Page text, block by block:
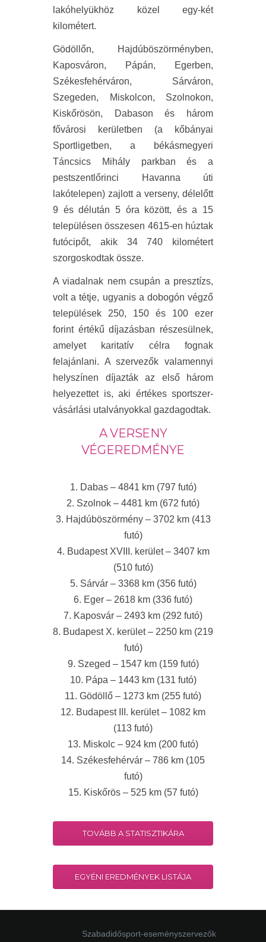
lakóhelyükhöz közel egy-két
kilométert.
Gödöllőn, Hajdúböszörményben,
Kaposváron, Pápán, Egerben,
Székesfehérváron, Sárváron,
Szegeden, Miskolcon, Szolnokon,
Kiskőrösön, Dabason és három
fővárosi kerületben (a kőbányai
Sportligetben, a békásmegyeri
Táncsics Mihály parkban és a
pestszentlőrinci Havanna úti
lakótelepen) zajlott a verseny, délelőtt
9 és délután 5 óra között, és a 15
településen összesen 4615-en húztak
futócipőt, akik 34 740 kilométert
szorgoskodtak össze.
A viadalnak nem csupán a presztízs,
volt a tétje, ugyanis a dobogón végző
települések 250, 150 és 100 ezer
forint értékű díjazásban részesülnek,
amelyet karitatív célra fognak
felajánlani. A szervezők valamennyi
helyszínen díjazták az első három
helyezettet is, aki értékes sportszer-
vásárlási utalványokkal gazdagodtak.
A VERSENY
VÉGEREDMÉNYE
1. Dabas – 4841 km (797 futó)
2. Szolnok – 4481 km (672 futó)
3. Hajdúböszörmény – 3702 km (413
futó)
4. Budapest XVIII. kerület – 3407 km
(510 futó)
5. Sárvár – 3368 km (356 futó)
6. Eger – 2618 km (336 futó)
7. Kaposvár – 2493 km (292 futó)
8. Budapest X. kerület – 2250 km (219
futó)
9. Szeged – 1547 km (159 futó)
10. Pápa – 1443 km (131 futó)
11. Gödöllő – 1273 km (255 futó)
12. Budapest III. kerület – 1082 km
(113 futó)
13. Miskolc – 924 km (200 futó)
14. Székesfehérvár – 786 km (105
futó)
15. Kiskőrös – 525 km (57 futó)
TOVÁBB A STATISZTIKÁRA
EGYÉNI EREDMÉNYEK LISTÁJA
Szabadidősport-eseményszervezők